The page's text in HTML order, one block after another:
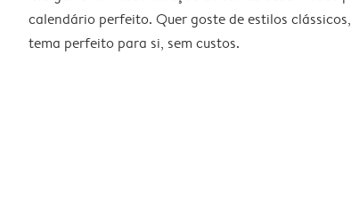
calendário perfeito. Quer goste de estilos
tema perfeito para si, sem custos.